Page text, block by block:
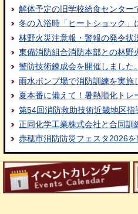
解体予定の旧学校給食センター
冬の入浴時「ヒートショック」
林野火災注意報・警報の発令状
東備消防組合消防本部との林野
警防技術錬成会を開催しました。
雨水ポンプ場で消防訓練を実施
夏本番に備えて！暑熱順化トレ
第54回消防救助技術近畿地区指
正同化学工業株式会社と合同訓
赤穂市消防防災フェスタ2026を